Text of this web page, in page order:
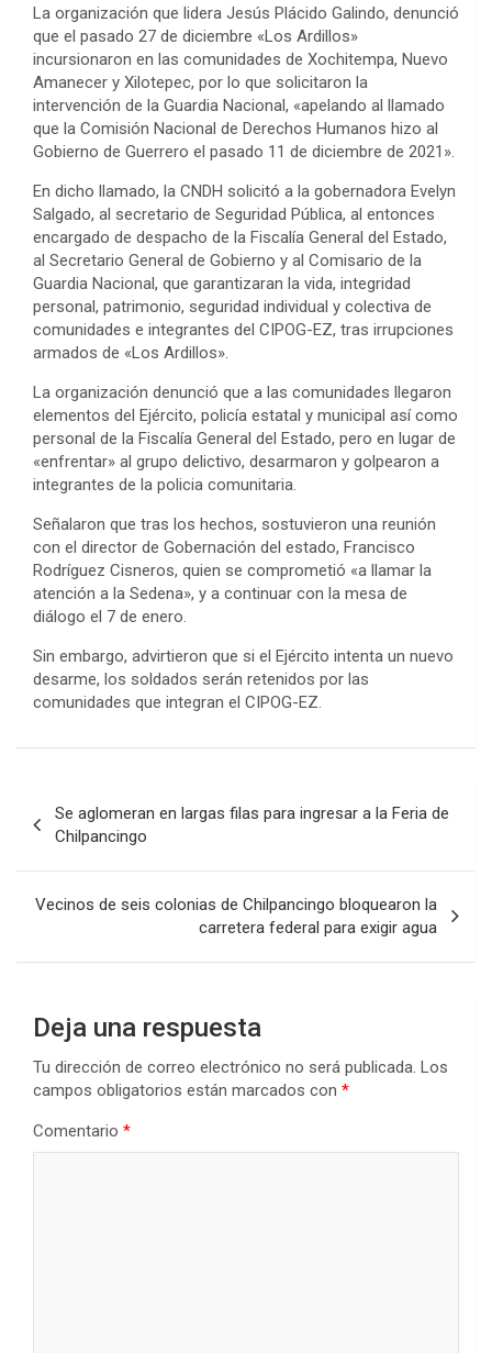
La organización que lidera Jesús Plácido Galindo, denunció
que el pasado 27 de diciembre «Los Ardillos»
incursionaron en las comunidades de Xochitempa, Nuevo
Amanecer y Xilotepec, por lo que solicitaron la
intervención de la Guardia Nacional, «apelando al llamado
que la Comisión Nacional de Derechos Humanos hizo al
Gobierno de Guerrero el pasado 11 de diciembre de 2021».
En dicho llamado, la CNDH solicitó a la gobernadora Evelyn
Salgado, al secretario de Seguridad Pública, al entonces
encargado de despacho de la Fiscalía General del Estado,
al Secretario General de Gobierno y al Comisario de la
Guardia Nacional, que garantizaran la vida, integridad
personal, patrimonio, seguridad individual y colectiva de
comunidades e integrantes del CIPOG-EZ, tras irrupciones
armados de «Los Ardillos».
La organización denunció que a las comunidades llegaron
elementos del Ejército, policía estatal y municipal así como
personal de la Fiscalía General del Estado, pero en lugar de
«enfrentar» al grupo delictivo, desarmaron y golpearon a
integrantes de la policia comunitaria.
Señalaron que tras los hechos, sostuvieron una reunión
con el director de Gobernación del estado, Francisco
Rodríguez Cisneros, quien se comprometió «a llamar la
atención a la Sedena», y a continuar con la mesa de
diálogo el 7 de enero.
Sin embargo, advirtieron que si el Ejército intenta un nuevo
desarme, los soldados serán retenidos por las
comunidades que integran el CIPOG-EZ.
de
entradas
Se aglomeran en largas filas para ingresar a la Feria de
Chilpancingo
Vecinos de seis colonias de Chilpancingo bloquearon la
carretera federal para exigir agua
Deja una respuesta
Tu dirección de correo electrónico no será publicada. Los
campos obligatorios están marcados con *
Comentario *